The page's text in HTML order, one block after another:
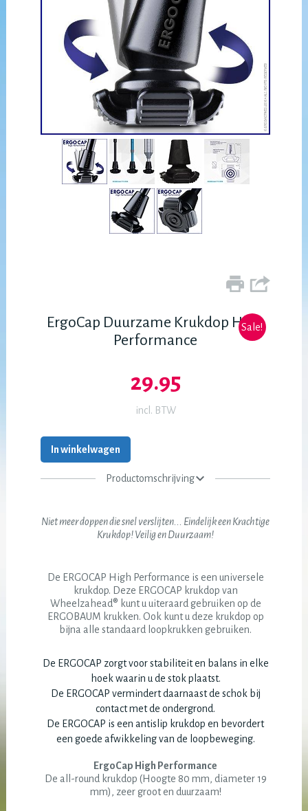
Sale!
ErgoCap Duurzame Krukdop High
Performance
29.95
incl. BTW
In winkelwagen
Productomschrijving
Niet meer doppen die snel verslijten... Eindelijk een Krachtige
Krukdop! Veilig en Duurzaam!
De ERGOCAP High Performance is een universele
krukdop. Deze ERGOCAP krukdop van
Wheelzahead® kunt u uiteraard gebruiken op de
ERGOBAUM krukken. Ook kunt u deze krukdop op
bijna alle standaard loopkrukken gebruiken.
De ERGOCAP zorgt voor stabiliteit en balans in elke
hoek waarin u de stok plaatst.
De ERGOCAP vermindert daarnaast de schok bij
contact met de ondergrond.
De ERGOCAP is een antislip krukdop en bevordert
een goede afwikkeling van de loopbeweging.
ErgoCap High Performance
De all-round krukdop (Hoogte 80 mm, diameter 19
mm), zeer groot en duurzaam!